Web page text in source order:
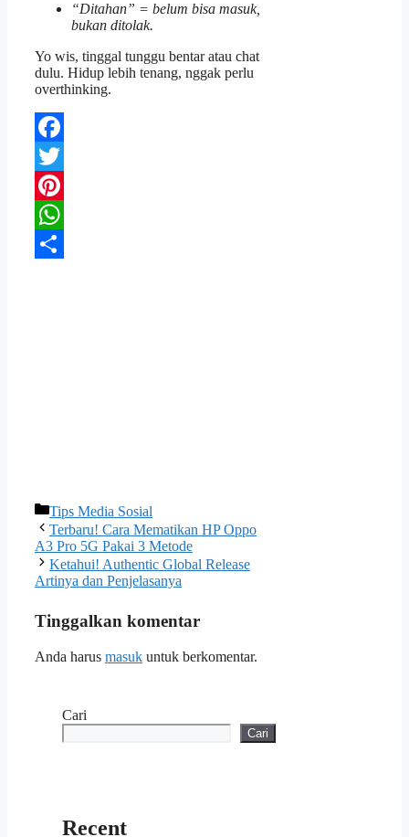
“Ditahan” = belum bisa masuk,
bukan ditolak.
Yo wis, tinggal tunggu bentar atau chat
dulu. Hidup lebih tenang, nggak perlu
overthinking.
Facebook
Twitter
Pinterest
WhatsApp
Kategori
Tips Media Sosial
Terbaru! Cara Mematikan HP Oppo
A3 Pro 5G Pakai 3 Metode
Ketahui! Authentic Global Release
Artinya dan Penjelasanya
Tinggalkan komentar
Anda harus masuk untuk berkomentar.
Cari
Cari
Recent